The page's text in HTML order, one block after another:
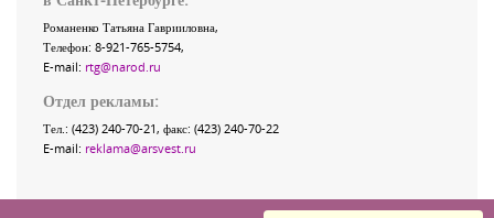
Романенко Татьяна Гаврииловна,
Телефон: 8-921-765-5754,
E-mail: rtg@narod.ru
Отдел рекламы:
Тел.: (423) 240-70-21, факс: (423) 240-70-22
E-mail: reklama@arsvest.ru